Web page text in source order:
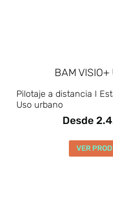
BAM VISIO+
Pilotaje a distancia I
Uso urbano
Desde
VER